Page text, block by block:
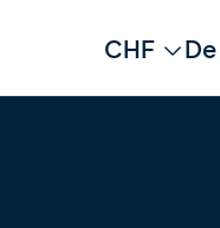
Change